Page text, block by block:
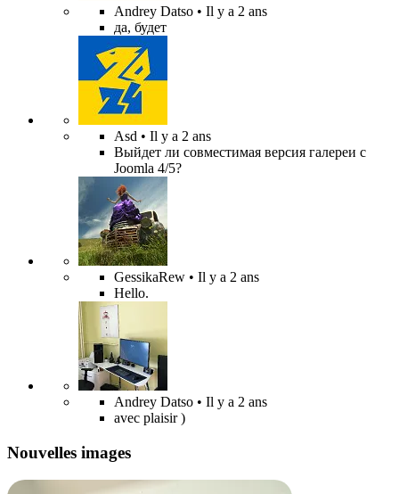
Andrey Datso • Il y a 2 ans
да, будет
Asd • Il y a 2 ans
Выйдет ли совместимая версия галереи с
Joomla 4/5?
GessikaRew • Il y a 2 ans
Hello.
Andrey Datso • Il y a 2 ans
avec plaisir )
Nouvelles images